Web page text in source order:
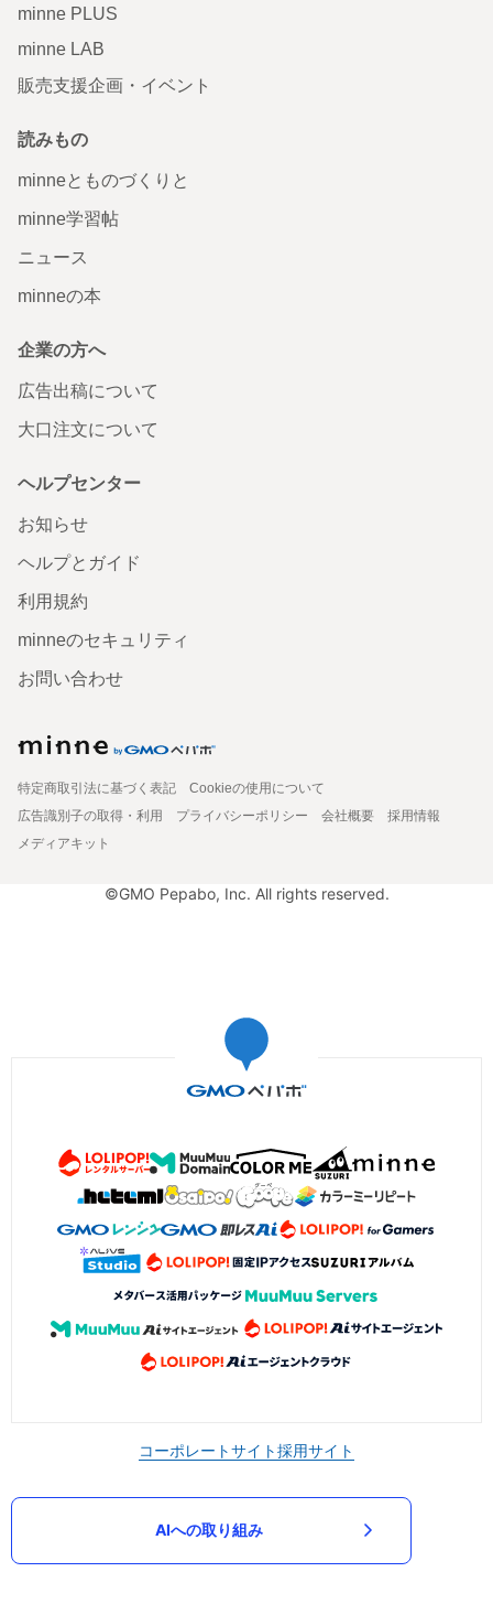
minne PLUS
minne LAB
販売支援企画・イベント
読みもの
minneとものづくりと
minne学習帖
ニュース
minneの本
企業の方へ
広告出稿について
大口注文について
ヘルプセンター
お知らせ
ヘルプとガイド
利用規約
minneのセキュリティ
お問い合わせ
特定商取引法に基づく表記
Cookieの使用について
広告識別子の取得・利用
プライバシーポリシー 会社概要
採用情報
メディアキット
©GMO Pepabo, Inc. All rights reserved.
コーポレートサイト採用サイト
AIへの取り組み